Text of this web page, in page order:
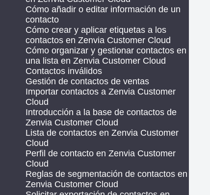
Cómo añadir o editar información de un
contacto
Cómo crear y aplicar etiquetas a los
contactos en Zenvia Customer Cloud
Cómo organizar y gestionar contactos en
una lista en Zenvia Customer Cloud
Contactos inválidos
Gestión de contactos de ventas
Importar contactos a Zenvia Customer
Cloud
Introducción a la base de contactos de
Zenvia Customer Cloud
Lista de contactos en Zenvia Customer
Cloud
Perfil de contacto en Zenvia Customer
Cloud
Reglas de segmentación de contactos en
Zenvia Customer Cloud